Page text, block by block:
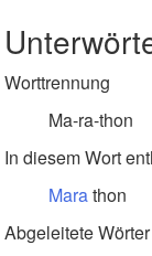
Worttrennung
Ma-ra-thon
In diesem Wort
Marathon
Abgeleitete Wörter